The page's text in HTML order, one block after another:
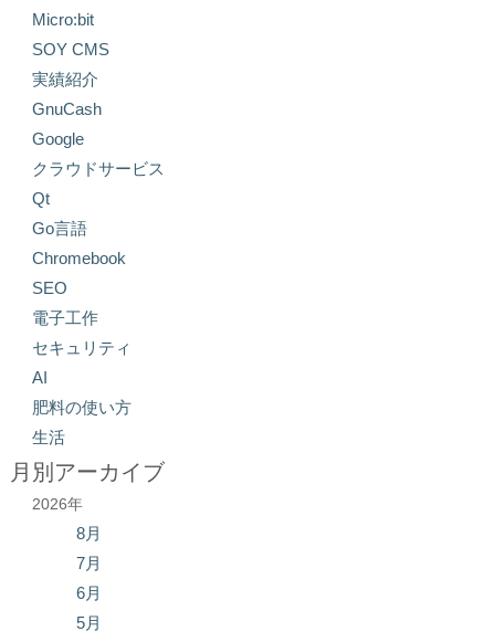
Micro:bit
SOY CMS
実績紹介
GnuCash
Google
クラウドサービス
Qt
Go言語
Chromebook
SEO
電子工作
セキュリティ
AI
肥料の使い方
生活
月別アーカイブ
2026年
8月
7月
6月
5月